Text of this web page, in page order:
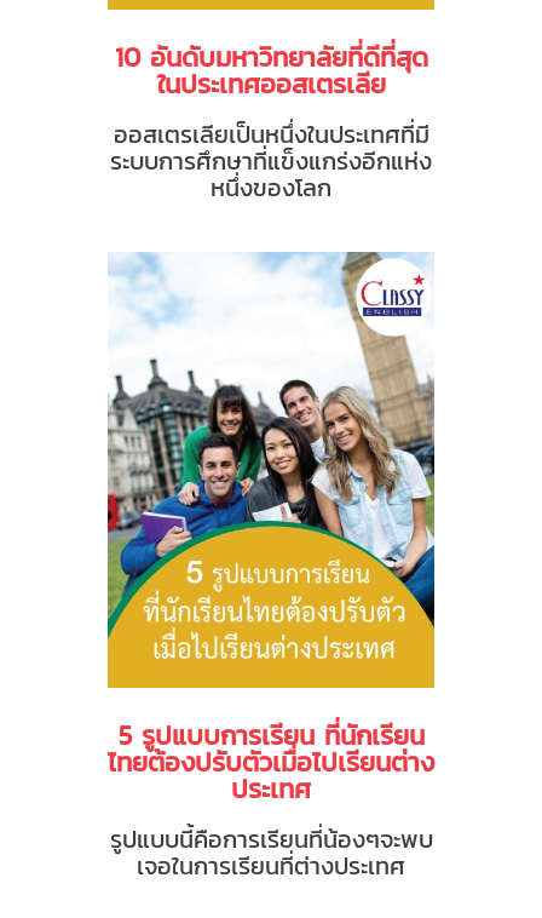
10 อันดับมหาวิทยาลัยที่ดีที่สุด
ในประเทศออสเตรเลีย
ออสเตรเลียเป็นหนึ่งในประเทศที่มี
ระบบการศึกษาที่แข็งแกร่งอีกแห่ง
หนึ่งของโลก
5 รูปแบบการเรียน ที่นักเรียน
ไทยต้องปรับตัวเมื่อไปเรียนต่าง
ประเทศ
รูปแบบนี้คือการเรียนที่น้องๆจะพบ
เจอในการเรียนที่ต่างประเทศ